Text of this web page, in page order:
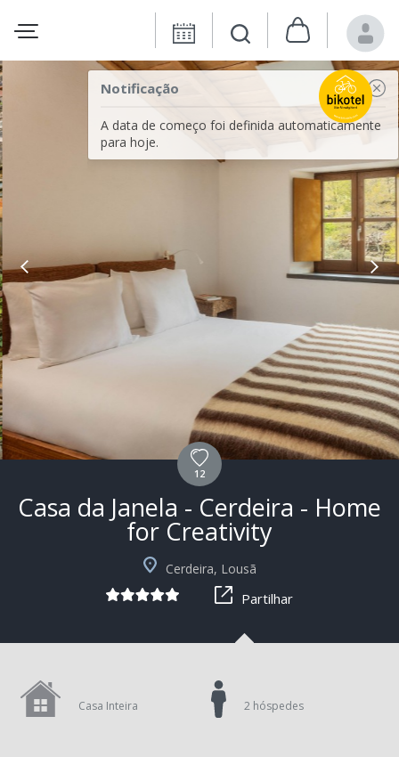
Notificação
A data de começo foi definida automaticamente
para hoje.
12
Casa da Janela - Cerdeira - Home
for Creativity
Cerdeira, Lousã
Partilhar
Casa Inteira 2 hóspedes